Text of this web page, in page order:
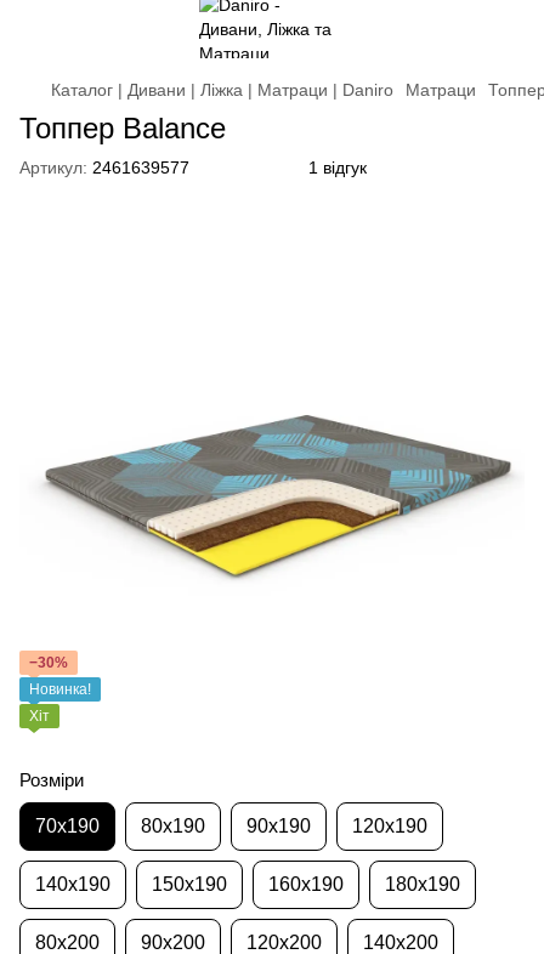
Каталог | Дивани | Ліжка | Матраци | Daniro Матраци
Топпер Balance
Артикул: 2461639577 1 відгук
−30%
Новинка!
Хіт
Розміри
70x190 80x190 90x190 120x190
140x190 150x190 160x190 180x190
80x200 90x200 120x200 140x200